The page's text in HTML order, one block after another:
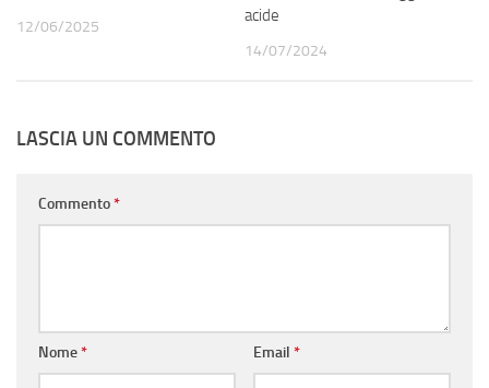
12/06/2025
acide
14/07/2024
LASCIA UN COMMENTO
Commento*
Nome* Email *